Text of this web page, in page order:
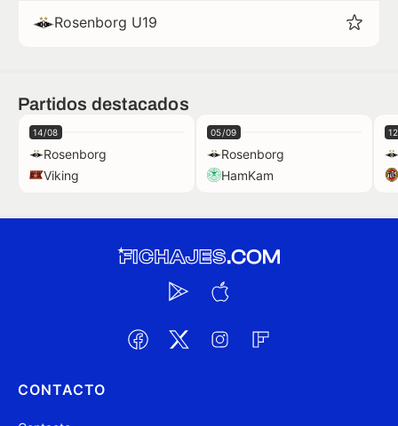
Rosenborg U19
Partidos destacados
14/08
Rosenborg
Viking
05/09
Rosenborg
HamKam
CONTACTO